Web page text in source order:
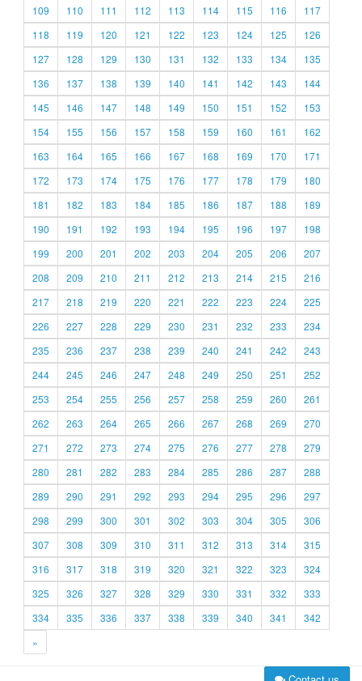
109
110 111 112 113 114 115 116
117
118
119 120 121 122 123 124 125
126
127
128 129 130 131 132 133 134
135
136
137 138 139 140 141 142 143
144
145
146 147 148 149 150 151 152
153
154
155 156 157 158 159 160 161
162
163
164 165 166 167 168 169 170
171
172
173 174 175 176 177 178 179
180
181
182 183 184 185 186 187 188
189
190
191 192 193 194 195 196 197
198
199
200 201 202 203 204 205 206
207
208
209 210 211 212 213 214 215
216
217
218 219 220 221 222 223 224
225
226
227 228 229 230 231 232 233
234
235
236 237 238 239 240 241 242
243
244
245 246 247 248 249 250 251
252
253
254 255 256 257 258 259 260
261
262
263 264 265 266 267 268 269
270
271
272 273 274 275 276 277 278
279
280
281 282 283 284 285 286 287
288
289
290 291 292 293 294 295 296
297
298
299 300 301 302 303 304 305
306
307
308 309 310 311 312 313 314
315
316
317 318 319 320 321 322 323
324
325
326 327 328 329 330 331 332
333
334
335 336 337 338 339 340 341
342
»